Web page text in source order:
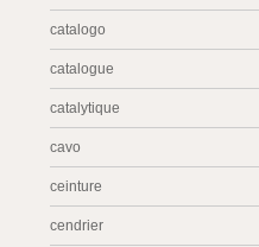
catalogo
catalogue
catalytique
cavo
ceinture
cendrier